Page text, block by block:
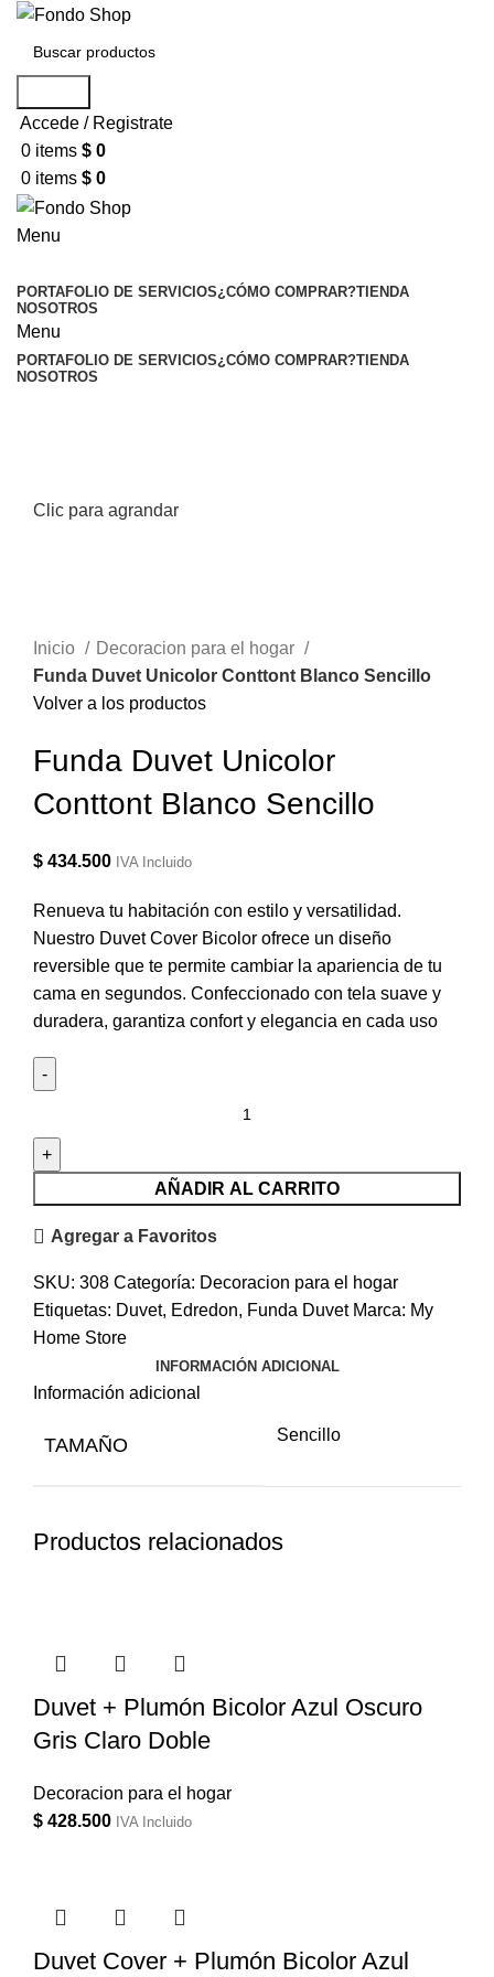
Accede / Registrate
0 items $ 0
0 items $ 0
Menu
PORTAFOLIO DE SERVICIOS¿CÓMO COMPRAR?TIENDA
NOSOTROS
Menu
PORTAFOLIO DE SERVICIOS¿CÓMO COMPRAR?TIENDA
NOSOTROS
Clic para agrandar
Inicio
Decoracion para el hogar
Funda Duvet Unicolor Conttont Blanco Sencillo
Volver a los productos
Funda Duvet Unicolor
Conttont Blanco Sencillo
$ 434.500 IVA Incluido
Renueva tu habitación con estilo y versatilidad.
Nuestro Duvet Cover Bicolor ofrece un diseño
reversible que te permite cambiar la apariencia de tu
cama en segundos. Confeccionado con tela suave y
duradera, garantiza confort y elegancia en cada uso
AÑADIR AL CARRITO
Agregar a Favoritos
SKU: 308 Categoría: Decoracion para el hogar
Etiquetas: Duvet, Edredon, Funda Duvet Marca: My
Home Store
INFORMACIÓN ADICIONAL
Información adicional
TAMAÑO Sencillo
Productos relacionados
Duvet + Plumón Bicolor Azul Oscuro
Gris Claro Doble
Decoracion para el hogar
$ 428.500 IVA Incluido
Duvet Cover + Plumón Bicolor Azul